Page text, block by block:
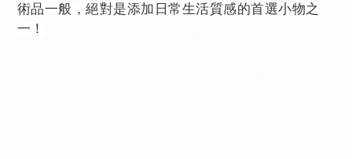
術品一般，絕對是添加日常生活質感的首選小物之
一！